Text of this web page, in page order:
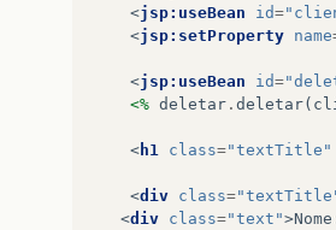
<jsp:useBean id=
<jsp:setProperty name
<jsp:useBean id=
<% deletar . deletar(
< h1 class="textTitle"
<div class=
<div class="text">